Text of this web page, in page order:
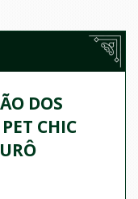
DOS
CHIC